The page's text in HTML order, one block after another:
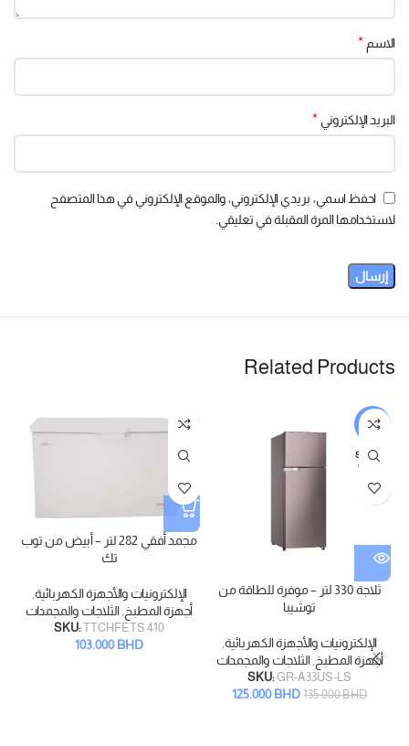
الاسم *
البريد الإلكتروني *
احفظ اسمي، بريدي الإلكتروني، والموقع الإلكتروني في هذا المتصفح
لاستخدامها المرة المقبلة في تعليقي.
Related Products
-7%
SOLD
OUT
ثلاجة 330 لتر – موفرة للطاقة من
توشيبا
الإلكترونيات والأجهزة الكهربائية,
أجهزة المطبخ ,الثلاجات والمجمدات
SKU:GR-A33US-LS
135.000BHD
125.000BHD
مجمد أفقي 282 لتر – أبيض من توب
تك
الإلكترونيات والأجهزة الكهربائية,
أجهزة المطبخ,الثلاجات والمجمدات
SKU:TTCHFETS 410
103.000BHD